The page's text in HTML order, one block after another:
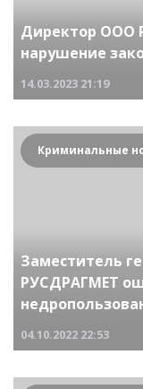
Директор ООО
нарушение
14.03.2023 21:19
Заместитель
РУСДРАГМЕТ
04.10.2022 22:53